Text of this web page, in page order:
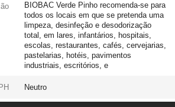
BIOBAC Verde Pinho recomenda-se para
todos os locais em que se pretenda uma
limpeza, desinfeção e desodorização
total, em lares, infantários, hospitais,
escolas, restaurantes, cafés, cervejarias,
pastelarias, hotéis, pavimentos
industriais, escritórios, e
PH Neutro